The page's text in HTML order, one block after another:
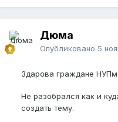
Дюма
Опубликовано 5
Здарова граждане
Не разобрался как и
создать тему.